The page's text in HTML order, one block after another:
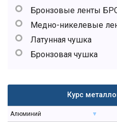
Бронзовые ленты
Медно-никелевые
Латунная чушка
Бронзовая чушка
Курс
Алюминий